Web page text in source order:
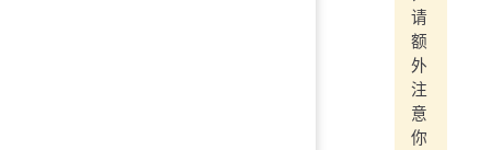
请
额
外
注
意
你